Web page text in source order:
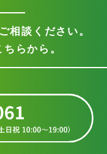
ご相談ください。
らから。